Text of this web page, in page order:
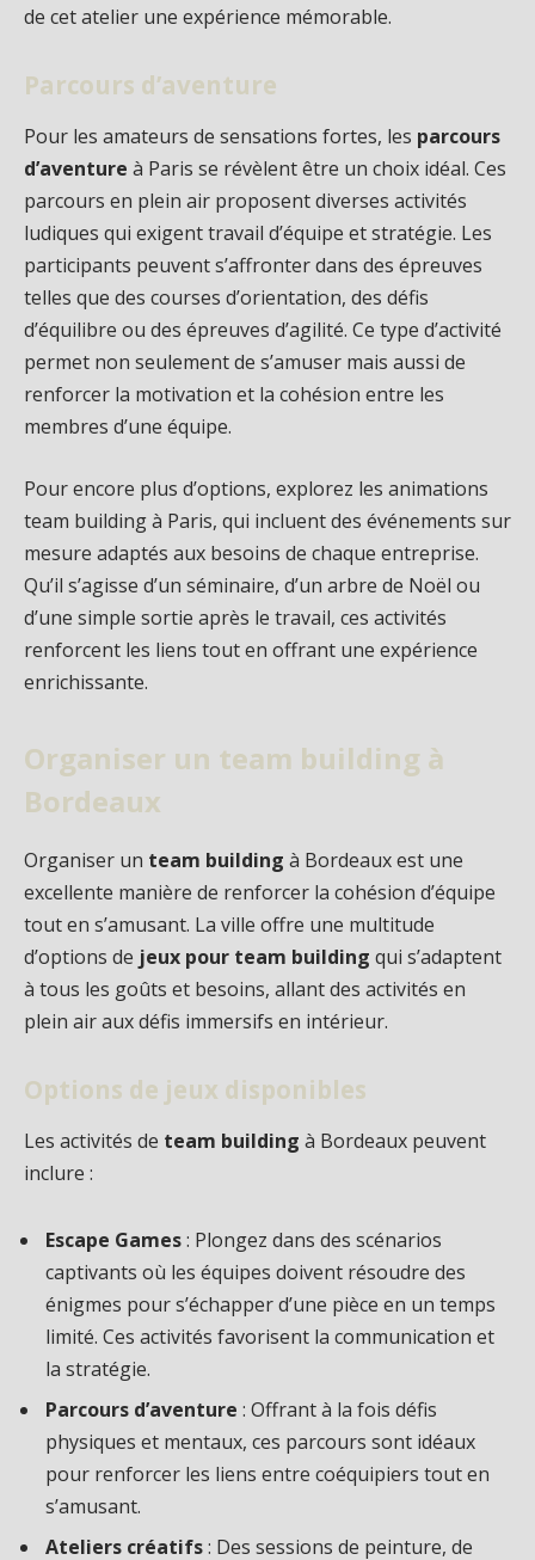
de cet atelier une expérience mémorable.
Parcours d’aventure
Pour les amateurs de sensations fortes, les parcours
d’aventure à Paris se révèlent être un choix idéal. Ces
parcours en plein air proposent diverses activités
ludiques qui exigent travail d’équipe et stratégie. Les
participants peuvent s’affronter dans des épreuves
telles que des courses d’orientation, des défis
d’équilibre ou des épreuves d’agilité. Ce type d’activité
permet non seulement de s’amuser mais aussi de
renforcer la motivation et la cohésion entre les
membres d’une équipe.
Pour encore plus d’options, explorez les animations
team building à Paris, qui incluent des événements sur
mesure adaptés aux besoins de chaque entreprise.
Qu’il s’agisse d’un séminaire, d’un arbre de Noël ou
d’une simple sortie après le travail, ces activités
renforcent les liens tout en offrant une expérience
enrichissante.
Organiser un team building à
Bordeaux
Organiser un team building à Bordeaux est une
excellente manière de renforcer la cohésion d’équipe
tout en s’amusant. La ville offre une multitude
d’options de jeux pour team building qui s’adaptent
à tous les goûts et besoins, allant des activités en
plein air aux défis immersifs en intérieur.
Options de jeux disponibles
Les activités de team building à Bordeaux peuvent
inclure :
Escape Games: Plongez dans des scénarios
captivants où les équipes doivent résoudre des
énigmes pour s’échapper d’une pièce en un temps
limité. Ces activités favorisent la communication et
la stratégie.
Parcours d’aventure : Offrant à la fois défis
physiques et mentaux, ces parcours sont idéaux
pour renforcer les liens entre coéquipiers tout en
s’amusant.
Ateliers créatifs: Des sessions de peinture, de